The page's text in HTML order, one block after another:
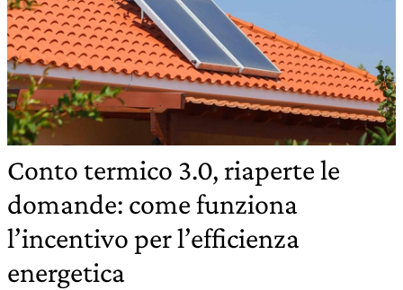
Conto termico 3.0, riaperte le
domande: come funziona
l’incentivo per l’efficienza
energetica